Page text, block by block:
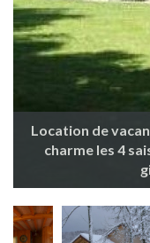
Location de
charme les 4